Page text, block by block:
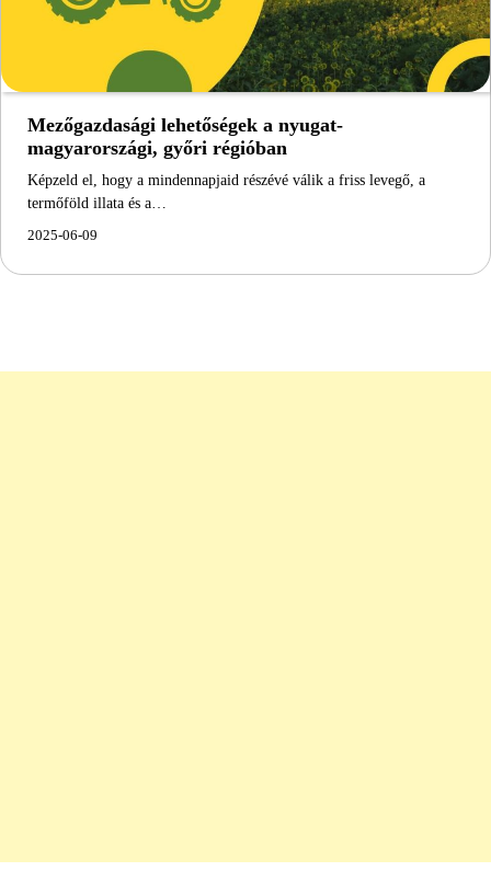
Mezőgazdasági lehetőségek a nyugat-
magyarországi, győri régióban
Képzeld el, hogy a mindennapjaid részévé válik a friss levegő, a
termőföld illata és a…
2025-06-09